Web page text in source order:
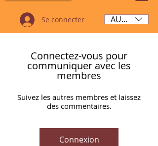
Se connecter AUD (AU$)
Connectez-vous pour
communiquer avec les
membres
Suivez les autres membres et laissez
des commentaires.
Connexion